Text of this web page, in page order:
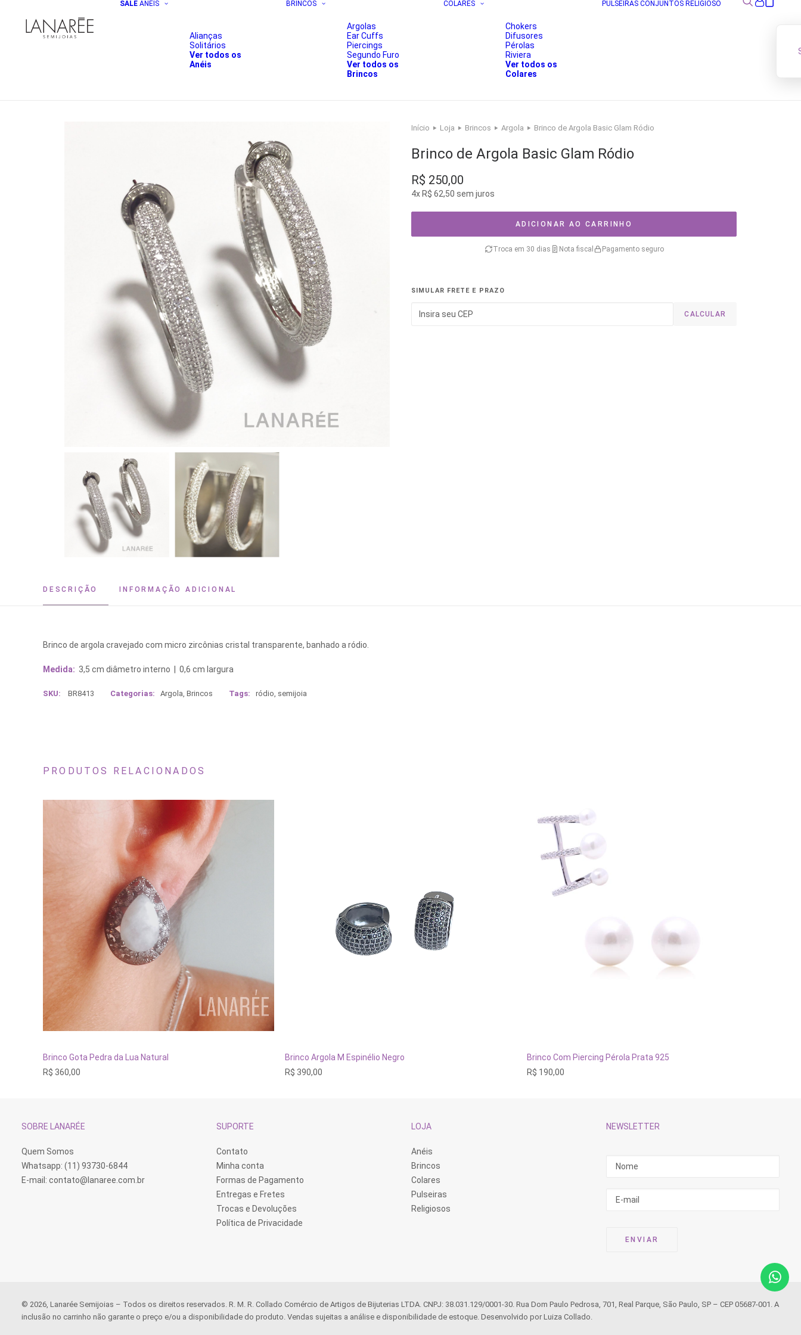
SALE ANÉIS
Alianças
Solitários
Ver todos os
Anéis
BRINCOS
Argolas
Ear Cuffs
Piercings
Segundo Furo
Ver todos os
Brincos
COLARES
Chokers
Difusores
Pérolas
Riviera
Ver todos os
Colares
PULSEIRAS CONJUNTOS RELIGIOSO
Início Loja Brincos Argola Brinco de Argola Basic Glam Ródio
Brinco de Argola Basic Glam Ródio
R$ 250,00
4x R$ 62,50 sem juros
ADICIONAR AO CARRINHO
Troca em 30 dias Nota fiscal Pagamento seguro
SIMULAR FRETE E PRAZO
CALCULAR
DESCRIÇÃO INFORMAÇÃO ADICIONAL
Brinco de argola cravejado com micro zircônias cristal transparente, banhado a ródio.
Medida: 3,5 cm diâmetro interno | 0,6 cm largura
SKU: BR8413 Categorias: Argola, Brincos Tags: ródio, semijoia
PRODUTOS RELACIONADOS
ADICIONAR AO CARRINHO
Brinco Gota Pedra da Lua Natural
R$ 360,00
ADICIONAR AO CARRINHO
Brinco Argola M Espinélio Negro
R$ 390,00
ADICIONAR AO CARRINHO
Brinco Com Piercing Pérola Prata 925
R$ 190,00
SOBRE LANARÉE
Quem Somos
Whatsapp: (11) 93730-6844
E-mail: contato@lanaree.com.br
SUPORTE
Contato
Minha conta
Formas de Pagamento
Entregas e Fretes
Trocas e Devoluções
Política de Privacidade
LOJA
Anéis
Brincos
Colares
Pulseiras
Religiosos
NEWSLETTER
© 2026, Lanarée Semijoias – Todos os direitos reservados. R. M. R. Collado Comércio de Artigos de Bijuterias LTDA. CNPJ: 38.031.129/0001-30. Rua Dom Paulo Pedrosa, 701, Real Parque, São Paulo, SP – CEP 05687-001. A
inclusão no carrinho não garante o preço e/ou a disponibilidade do produto. Vendas sujeitas a análise e disponibilidade de estoque. Desenvolvido por Luiza Collado.